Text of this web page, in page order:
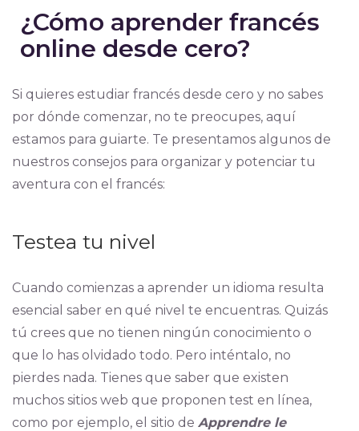
¿Cómo aprender francés
online desde cero?
Si quieres estudiar francés desde cero y no sabes
por dónde comenzar, no te preocupes, aquí
estamos para guiarte. Te presentamos algunos de
nuestros consejos para organizar y potenciar tu
aventura con el francés:
Testea tu nivel
Cuando comienzas a aprender un idioma resulta
esencial saber en qué nivel te encuentras. Quizás
tú crees que no tienen ningún conocimiento o
que lo has olvidado todo. Pero inténtalo, no
pierdes nada. Tienes que saber que existen
muchos sitios web que proponen test en línea,
como por ejemplo, el sitio de Apprendre le